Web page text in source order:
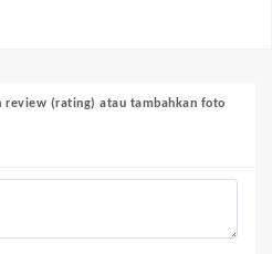
review (rating) atau tambahkan foto